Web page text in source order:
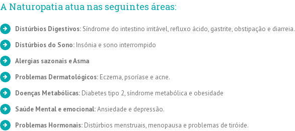
A Naturopatia atua nas seguintes áreas:
Distúrbios Digestivos: Síndrome do intestino irritável, refluxo ácido, gastrite, obstipação e diarreia.
Distúrbios do Sono: Insónia e sono interrompido
Alergias sazonais e Asma
Problemas Dermatológicos: Eczema, psoríase e acne.
Doenças Metabólicas: Diabetes tipo 2, síndrome metabólica e obesidade
Saúde Mental e emocional:Ansiedade e depressão.
Problemas Hormonais: Distúrbios menstruais, menopausa e problemas de tiróide.